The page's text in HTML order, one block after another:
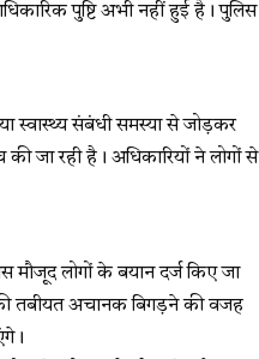
पुष्टि अभी नहीं हुई है। पुलिस
स्वास्थ्य संबंधी समस्या से जोड़कर
जा रही है। अधिकारियों ने लोगों से
मौजूद लोगों के बयान दर्ज किए जा
तबीयत अचानक बिगड़ने की वजह